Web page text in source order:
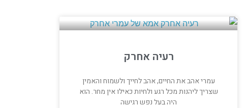
רעיה אחרק
עמרי אהב את החיים, אהב לחייך ולשמוח והאמין
שצריך ליהנות מכל רגע ולחיות כאילו אין מחר. הוא
היה בעל נפש רגישה